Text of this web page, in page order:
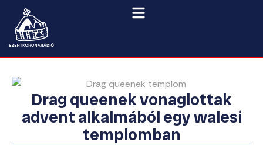
Drag queenek vonaglottak
advent alkalmából egy walesi
templomban